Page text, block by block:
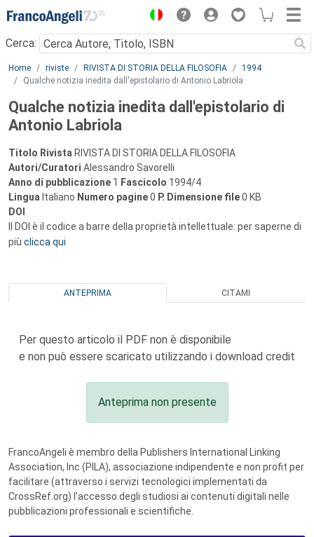
Menu
Cerca:
Main content
Home riviste RIVISTA DI STORIA DELLA FILOSOFIA
1994
Qualche notizia inedita dall'epistolario di Antonio Labriola
Qualche notizia inedita dall'epistolario di
Antonio Labriola
Titolo Rivista RIVISTA DI STORIA DELLA FILOSOFIA
Autori/Curatori Alessandro Savorelli
Anno di pubblicazione 1 Fascicolo 1994/4
Lingua Italiano Numero pagine0 P. Dimensione file0 KB
DOI
Il DOI è il codice a barre della proprietà intellettuale: per saperne di
più clicca qui
ANTEPRIMA CITAMI
Per questo articolo il PDF non è disponibile
e non può essere scaricato utilizzando i download credit
Anteprima non presente
FrancoAngeli è membro della Publishers International Linking
Association, Inc (PILA), associazione indipendente e non profit per
facilitare (attraverso i servizi tecnologici implementati da
CrossRef.org) l’accesso degli studiosi ai contenuti digitali nelle
pubblicazioni professionali e scientifiche.